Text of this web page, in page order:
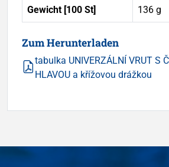
Gewicht [100 St] 136 g
Zum Herunterladen
tabulka UNIVERZÁLNÍ VRUT S
HLAVOU a křížovou drážkou